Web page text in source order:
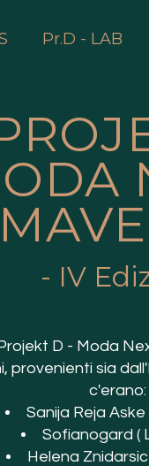
Pr.D - LAB
- IV
D - Moda
provenienti sia
c'erano:
Sanija Reja Aske
Sofianogard (
Helena Znidarsic